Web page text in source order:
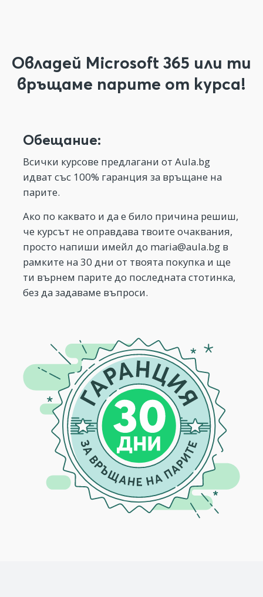
Овладей Microsoft 365 или ти
връщаме парите от курса!
Обещание:
Всички курсове предлагани от Aula.bg
идват със 100% гаранция за връщане на
парите.
Ако по каквато и да е било причина решиш,
че курсът не оправдава твоите очаквания,
просто напиши имейл до maria@aula.bg в
рамките на 30 дни от твоята покупка и ще
ти върнем парите до последната стотинка,
без да задаваме въпроси.